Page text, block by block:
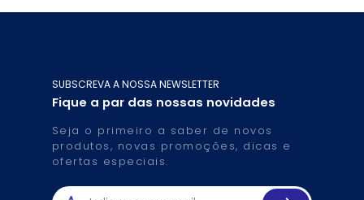
SUBSCREVA A NOSSA NEWSLETTER
Fique a par das nossas novidades
Seja o primeiro a saber de novos
produtos, novas promoções, dicas e
ofertas especiais.